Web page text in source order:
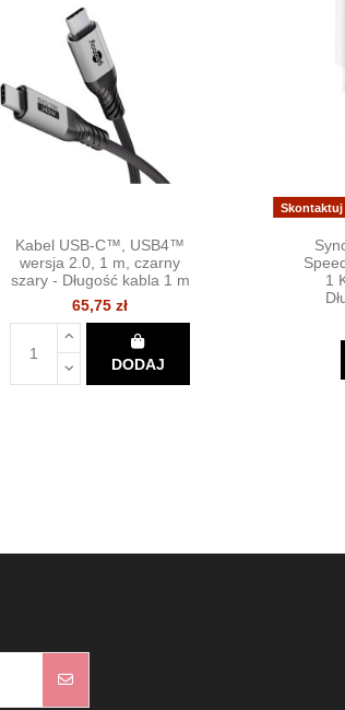
Kabel USB-C™, USB4™
wersja 2.0, 1 m, czarny
szary - Długość kabla 1 m
65,75 zł
DODAJ
1